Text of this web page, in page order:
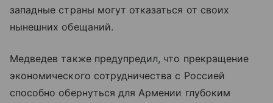
западные страны могут отказаться от своих
нынешних обещаний.
Медведев также предупредил, что прекращение
экономического сотрудничества с Россией
способно обернуться для Армении глубоким